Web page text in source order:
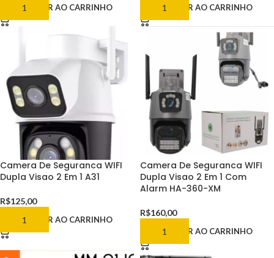
ADICIONAR AO CARRINHO ADICIONAR AO CARRINHO
Camera De Seguranca WIFI
Dupla Visao 2 Em 1 A31
R$125,00
ADICIONAR AO CARRINHO
Camera De Seguranca WIFI
Dupla Visao 2 Em 1 Com
Alarm HA-360-XM
R$160,00
ADICIONAR AO CARRINHO